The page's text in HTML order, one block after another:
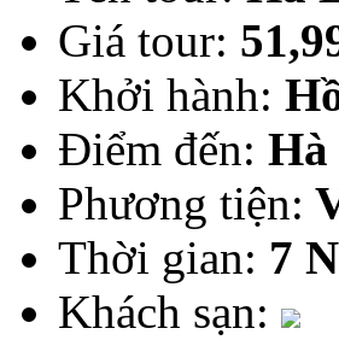
Giá tour:
Khởi hành:
Điểm đến:
Phương tiện:
Thời gian: 7
Khách sạn: